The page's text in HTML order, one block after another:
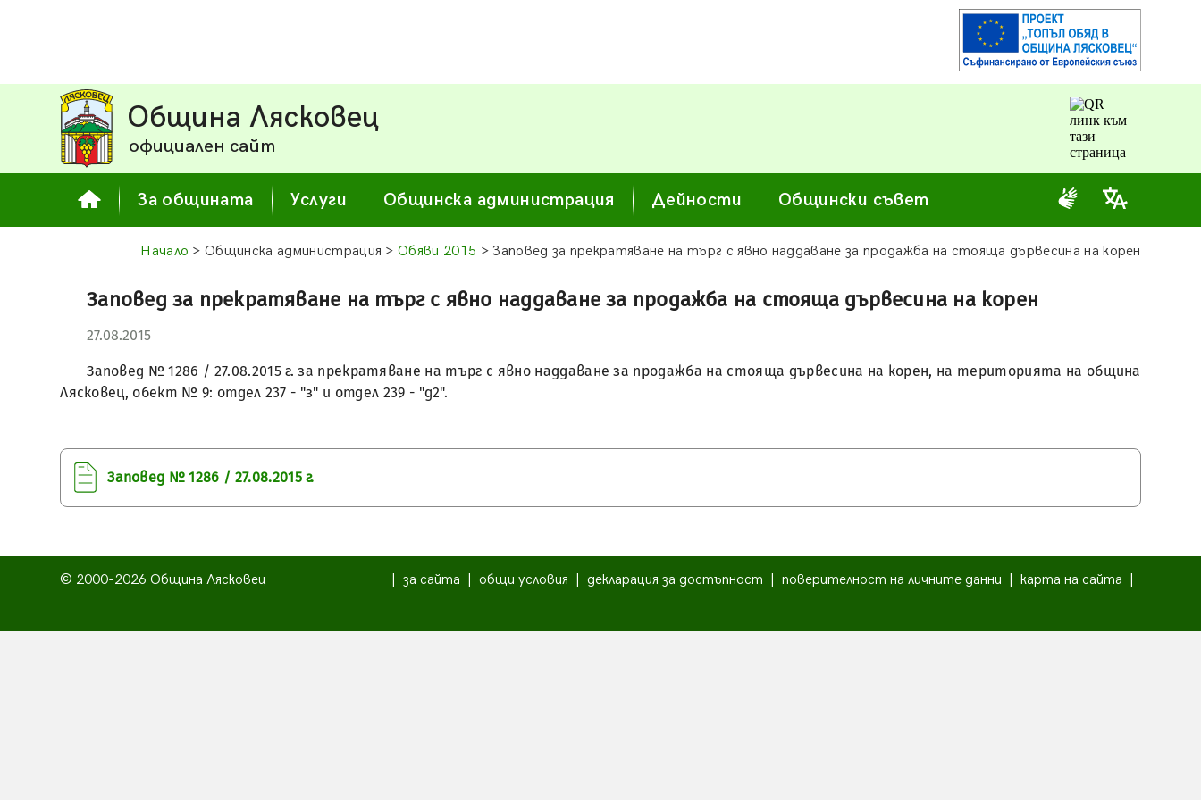
Община Лясковец
официален сайт
За общината Услуги Общинска администрация Дейности Общински съвет
Начало > Общинска администрация >Обяви 2015 > Заповед за прекратяване на търг с явно наддаване за продажба на стояща дървесина на корен
Заповед за прекратяване на търг с явно наддаване за продажба на стояща дървесина на корен
27.08.2015
Заповед № 1286 / 27.08.2015 г. за прекратяване на търг с явно наддаване за продажба на стояща дървесина на корен, на територията на община
Лясковец, обект № 9: отдел 237 - "з" и отдел 239 - "д2".
Заповед № 1286 / 27.08.2015 г.
© 2000-2026 Община Лясковец за сайта общи условия декларация за достъпност поверителност на личните данни карта на сайта